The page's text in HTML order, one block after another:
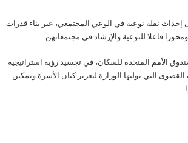
إحداث نقلة نوعية في الوعي المجتمعي، عبر بناء قدرات
الأمم المتحدة للسكان، في تجسيد رؤية استراتيجية
التي توليها الوزارة لتعزيز كيان الأسرة وتمكين